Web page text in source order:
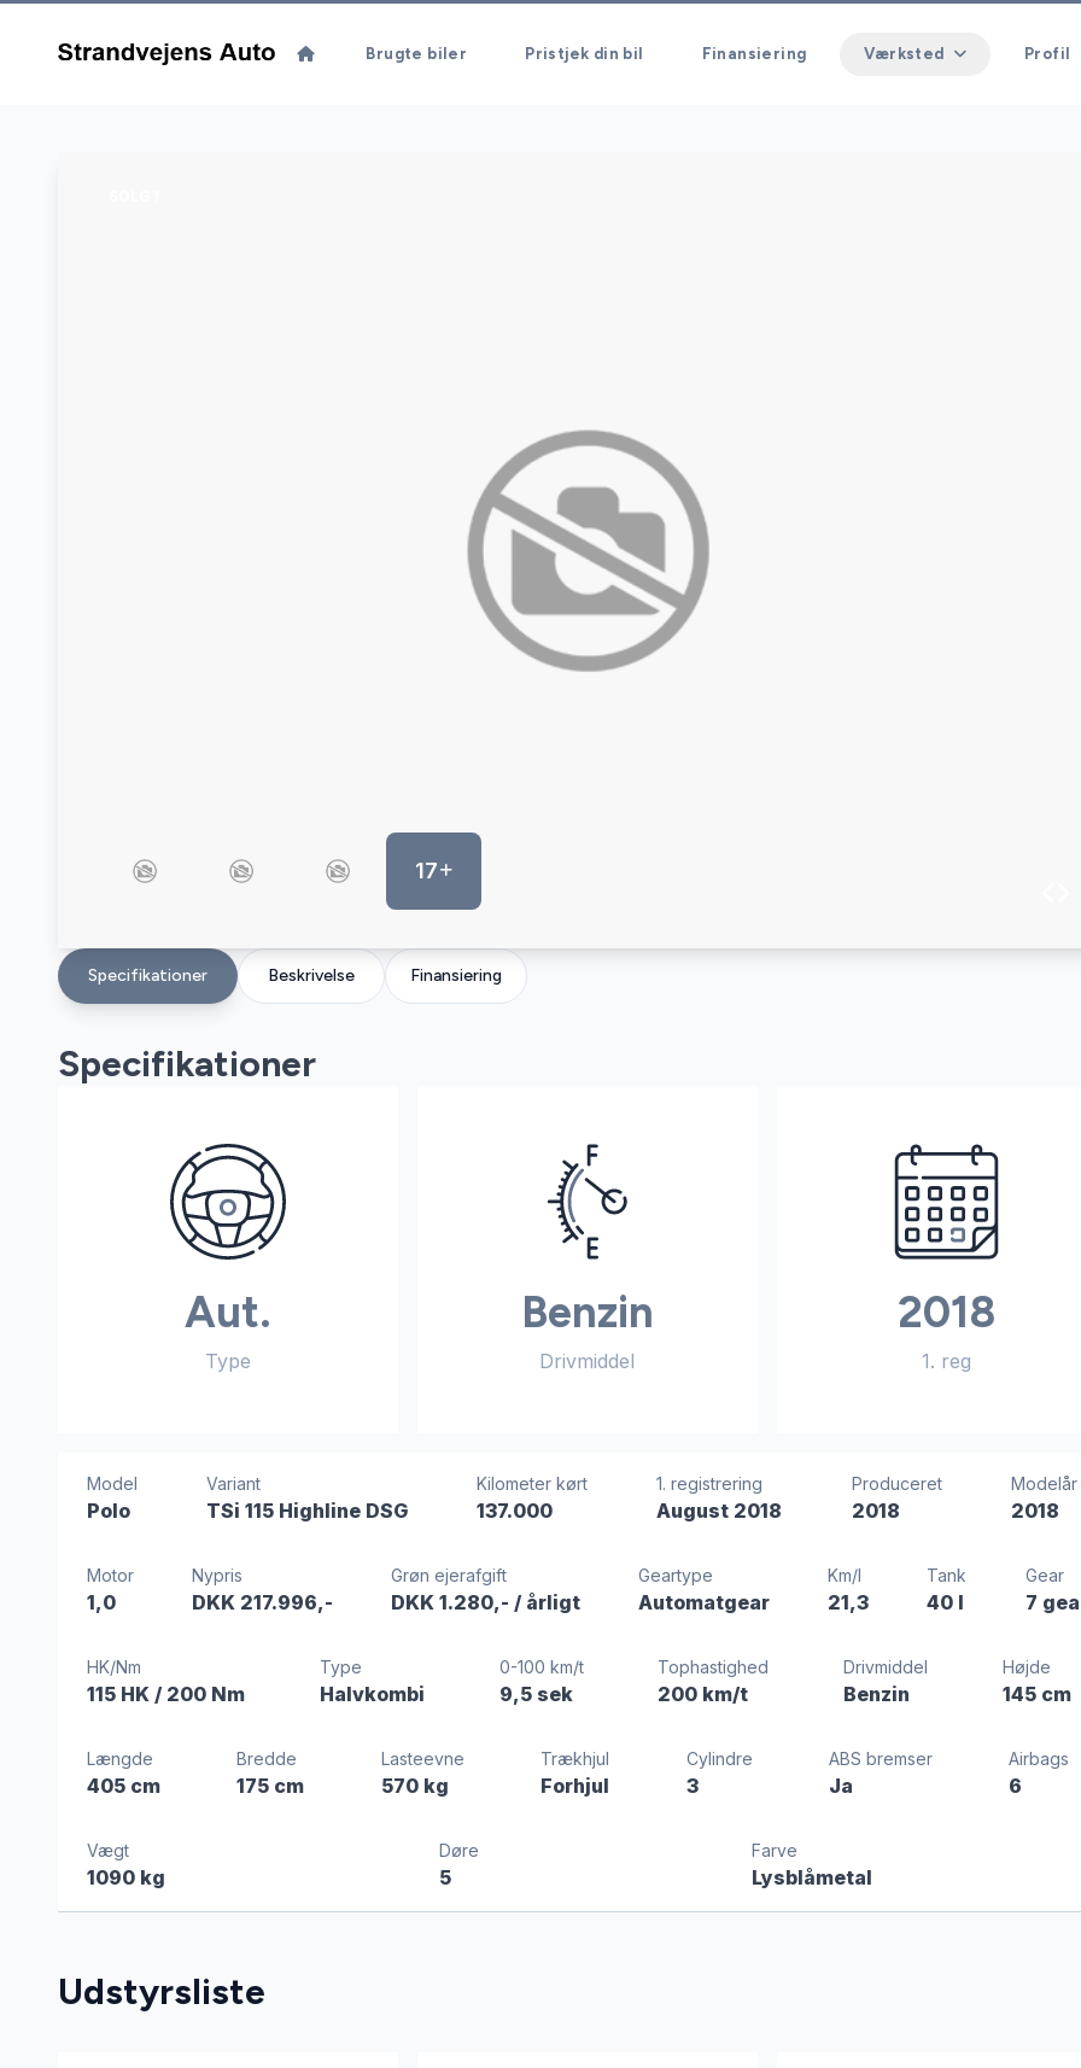
Brugte biler Pristjek din bil Finansiering Værksted Profil
17
Specifikationer Beskrivelse Finansiering
Specifikationer
Aut.
Type
Benzin
Drivmiddel
2018
1. reg
Model
Polo
Variant
TSi 115 Highline DSG
Kilometer kørt
137.000
1. registrering
August 2018
Produceret
2018
Modelår
2018
Motor
1,0
Nypris
DKK 217.996,-
Grøn ejerafgift
DKK 1.280,-/ årligt
Geartype
Automatgear
Km/l
21,3
Tank
40 l
Gear
7
HK/Nm
115 HK / 200 Nm
Type
Halvkombi
0-100 km/t
9,5 sek
Tophastighed
200 km/t
Drivmiddel
Benzin
Højde
145 cm
Længde
405 cm
Bredde
175 cm
Lasteevne
570 kg
Trækhjul
Forhjul
Cylindre
3
ABS bremser
Ja
Airbags
6
Vægt
1090 kg
Døre
5
Farve
Lysblåmetal
Udstyrsliste